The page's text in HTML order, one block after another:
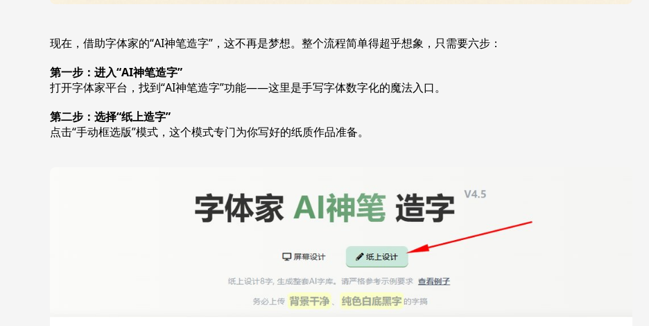
现在，借助字体家的“AI神笔造字”，这不再是梦想。整个流程简单得超乎想象，只需要六步：
第一步：进入“AI神笔造字”
打开字体家平台，找到“AI神笔造字”功能——这里是手写字体数字化的魔法入口。
第二步：选择“纸上造字”
点击“手动框选版”模式，这个模式专门为你写好的纸质作品准备。